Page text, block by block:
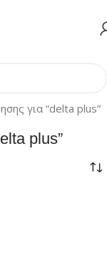
για “delta plus”
plus”